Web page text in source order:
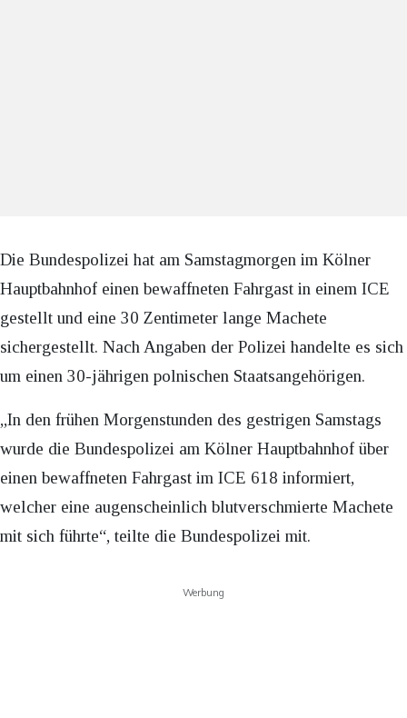
Die Bundespolizei hat am Samstagmorgen im Kölner
Hauptbahnhof einen bewaffneten Fahrgast in einem ICE
gestellt und eine 30 Zentimeter lange Machete
sichergestellt. Nach Angaben der Polizei handelte es sich
um einen 30-jährigen polnischen Staatsangehörigen.
„In den frühen Morgenstunden des gestrigen Samstags
wurde die Bundespolizei am Kölner Hauptbahnhof über
einen bewaffneten Fahrgast im ICE 618 informiert,
welcher eine augenscheinlich blutverschmierte Machete
mit sich führte“, teilte die Bundespolizei mit.
Werbung